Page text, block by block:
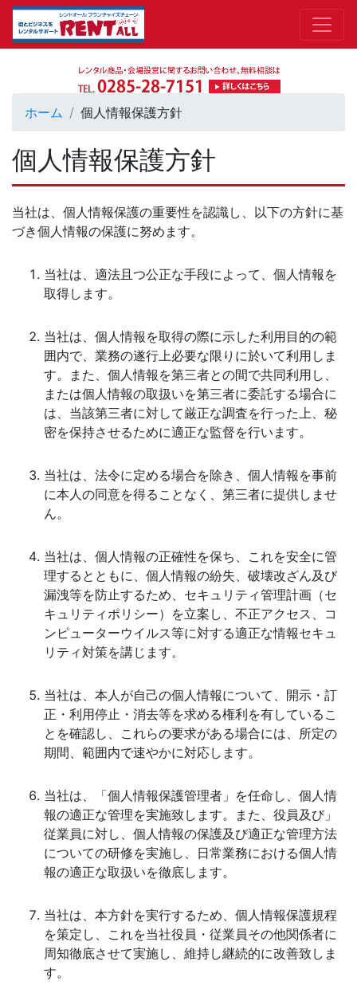
ホーム 個人情報保護方針
個人情報保護方針
当社は、個人情報保護の重要性を認識し、以下の方針に基
づき個人情報の保護に努めます。
当社は、適法且つ公正な手段によって、個人情報を
取得します。
当社は、個人情報を取得の際に示した利用目的の範
囲内で、業務の遂行上必要な限りに於いて利用しま
す。また、個人情報を第三者との間で共同利用し、
または個人情報の取扱いを第三者に委託する場合に
は、当該第三者に対して厳正な調査を行った上、秘
密を保持させるために適正な監督を行います。
当社は、法令に定める場合を除き、個人情報を事前
に本人の同意を得ることなく、第三者に提供しませ
ん。
当社は、個人情報の正確性を保ち、これを安全に管
理するとともに、個人情報の紛失、破壊改ざん及び
漏洩等を防止するため、セキュリティ管理計画（セ
キュリティポリシー）を立案し、不正アクセス、コ
ンピューターウイルス等に対する適正な情報セキュ
リティ対策を講じます。
当社は、本人が自己の個人情報について、開示・訂
正・利用停止・消去等を求める権利を有しているこ
とを確認し、これらの要求がある場合には、所定の
期間、範囲内で速やかに対応します。
当社は、「個人情報保護管理者」を任命し、個人情
報の適正な管理を実施致します。また、役員及び」
従業員に対し、個人情報の保護及び適正な管理方法
についての研修を実施し、日常業務における個人情
報の適正な取扱いを徹底します。
当社は、本方針を実行するため、個人情報保護規程
を策定し、これを当社役員・従業員その他関係者に
周知徹底させて実施し、維持し継続的に改善致しま
す。